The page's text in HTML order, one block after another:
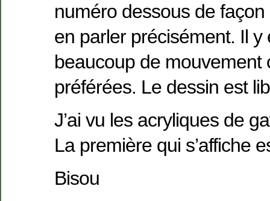
numéro dessous de façon
en parler précisément. Il
beaucoup de mouvement
préférées. Le dessin est
J’ai vu les acryliques de
La première qui s’affiche
Bisou